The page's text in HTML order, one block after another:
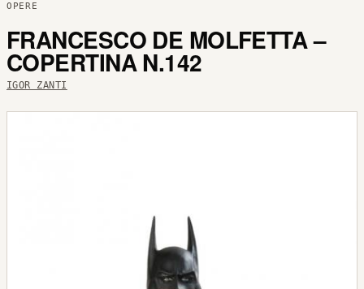
OPERE
FRANCESCO DE MOLFETTA –
COPERTINA N.142
IGOR ZANTI